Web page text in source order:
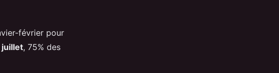
février pour
juillet, 75% des